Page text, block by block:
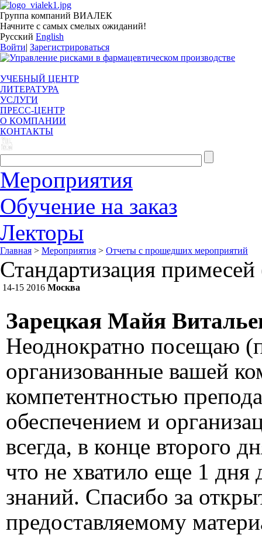
Группа компаний ВИАЛЕК
Начните с самых смелых ожиданий!
Русский English
Войти| Зарегистрироваться
УЧЕБНЫЙ ЦЕНТР
ЛИТЕРАТУРА
УСЛУГИ
ПРЕСС-ЦЕНТР
О КОМПАНИИ
КОНТАКТЫ
Мероприятия
Обучение на заказ
Лекторы
Главная > Мероприятия > Отчеты с прошедших мероприятий
Стандартизация
14-15 2016 Москва
Зарецкая Майя
Неоднократно посещаю
организованные вашей
компетентностью
обеспечением и
всегда, в конце второго
что не хватило еще 1 дня
знаний. Спасибо за
предоставляемому